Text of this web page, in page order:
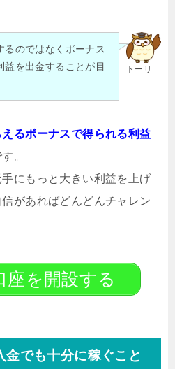
トーリ
るのではなくボーナス
益を出金することが目
るボーナスで得られる利益
。
にもっと大きい利益を上げ
があればどんどんチャレン
座を開設する
でも十分に稼ぐこと